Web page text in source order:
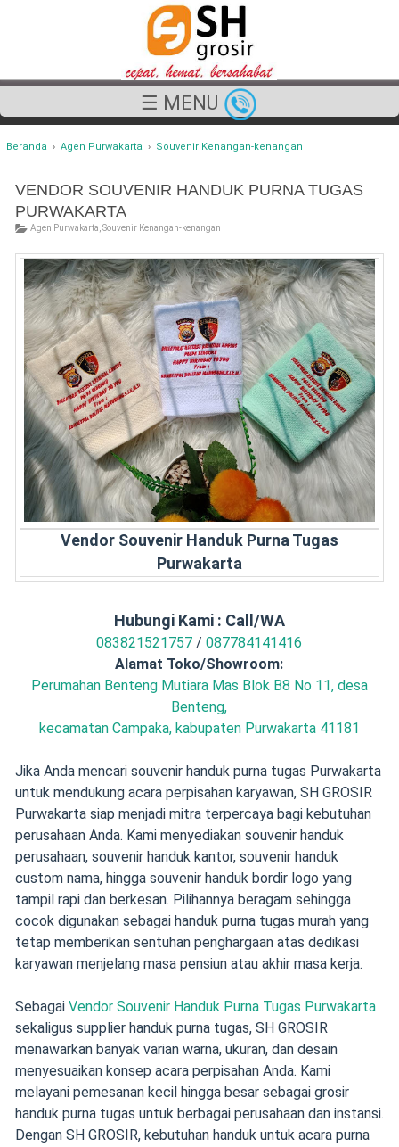
☰ MENU
Beranda › Agen Purwakarta › Souvenir Kenangan-kenangan
VENDOR SOUVENIR HANDUK PURNA TUGAS
PURWAKARTA
Agen Purwakarta Souvenir Kenangan-kenangan
Vendor Souvenir Handuk Purna Tugas
Purwakarta
Hubungi Kami : Call/WA
083821521757 /087784141416
Alamat Toko/Showroom:
Perumahan Benteng Mutiara Mas Blok B8 No 11, desa
Benteng,
kecamatan Campaka, kabupaten Purwakarta 41181
Jika Anda mencari souvenir handuk purna tugas Purwakarta
untuk mendukung acara perpisahan karyawan, SH GROSIR
Purwakarta siap menjadi mitra terpercaya bagi kebutuhan
perusahaan Anda. Kami menyediakan souvenir handuk
perusahaan, souvenir handuk kantor, souvenir handuk
custom nama, hingga souvenir handuk bordir logo yang
tampil rapi dan berkesan. Pilihannya beragam sehingga
cocok digunakan sebagai handuk purna tugas murah yang
tetap memberikan sentuhan penghargaan atas dedikasi
karyawan menjelang masa pensiun atau akhir masa kerja.
Sebagai Vendor Souvenir Handuk Purna Tugas Purwakarta
sekaligus supplier handuk purna tugas, SH GROSIR
menawarkan banyak varian warna, ukuran, dan desain
menyesuaikan konsep acara perpisahan Anda. Kami
melayani pemesanan kecil hingga besar sebagai grosir
handuk purna tugas untuk berbagai perusahaan dan instansi.
Dengan SH GROSIR, kebutuhan handuk untuk acara purna